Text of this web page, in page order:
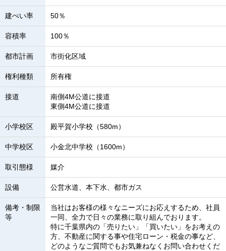
建ぺい率 50％
容積率 100％
都市計画 市街化区域
権利種類 所有権
接道
南側4M公道に接道
東側4M公道に接道
小学校区 殿平賀小学校（580m）
中学校区 小金北中学校（1600m）
取引態様 媒介
設備 公営水道、本下水、都市ガス
備考・制限
等
当社はお客様の様々なニーズにお応えするため、社員
一同、全力で日々の業務に取り組んでおります。
特に千葉県内の「売りたい」「買いたい」をお考えの
方、不動産に関する事や住宅ローン・税金の事など、
どのようなご質問でもお気兼ねなくお問い合わせくだ